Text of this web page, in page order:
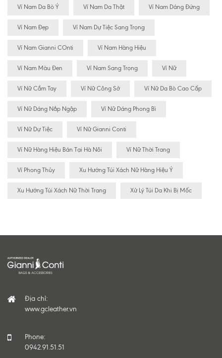
Ví Nam Da Bò Ý Ví Nam Da Thật Ví Nam Dáng Đứng
Ví Nam Đẹp Ví Nam Dự Tiệc Sang Trọng
Ví Nam Gianni COnti Ví Nam Hàng Hiệu
Ví Nam Màu Đen Ví Nam Sang Trọng Ví Nữ
Ví Nữ Cầm Tay Ví Nữ Công Sở Ví Nữ Da Bò Cao Cấp
Ví Nữ Dáng Nắp Ngập Ví Nữ Dáng Phong Bì
Ví Nữ Dự Tiệc Ví Nữ Gianni Conti
Ví Nữ Hàng Hiệu Bán Tại Hà Nôi Ví Nữ Thời Trang
Ví Phong Thủy Xu Hướng Túi Xách Nữ Hàng Hiệu Ý
Xu Hướng Túi Xách Nữ Thời Trang Xử Lý Túi Da Khi Bị Mốc
Địa chỉ:
www.gcleather.vn
Phone:
0942.91.51.51